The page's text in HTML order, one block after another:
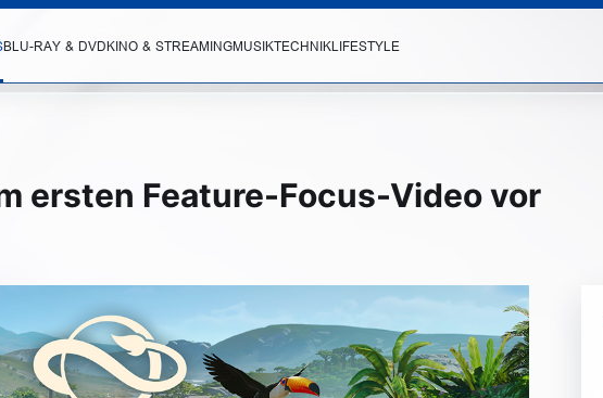
BLU-RAY & DVDKINO & STREAMINGMUSIKTECHNIKLIFESTYLE
ersten Feature-Focus-Video vor